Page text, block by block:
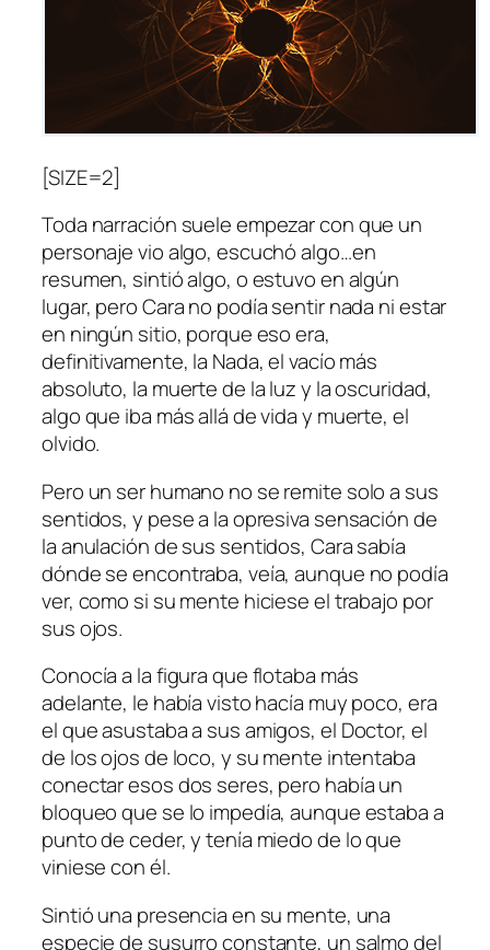
[SIZE=2]
Toda narración suele empezar con que un
personaje vio algo, escuchó algo…en
resumen, sintió algo, o estuvo en algún
lugar, pero Cara no podía sentir nada ni estar
en ningún sitio, porque eso era,
definitivamente, la Nada, el vacío más
absoluto, la muerte de la luz y la oscuridad,
algo que iba más allá de vida y muerte, el
olvido.
Pero un ser humano no se remite solo a sus
sentidos, y pese a la opresiva sensación de
la anulación de sus sentidos, Cara sabía
dónde se encontraba, veía, aunque no podía
ver, como si su mente hiciese el trabajo por
sus ojos.
Conocía a la figura que flotaba más
adelante, le había visto hacía muy poco, era
el que asustaba a sus amigos, el Doctor, el
de los ojos de loco, y su mente intentaba
conectar esos dos seres, pero había un
bloqueo que se lo impedía, aunque estaba a
punto de ceder, y tenía miedo de lo que
viniese con él.
Sintió una presencia en su mente, una
especie de susurro constante, un salmo del